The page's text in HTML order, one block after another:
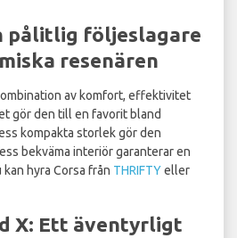
pålitlig följeslagare
resenären
av komfort, effektivitet
gör den till en favorit bland
kompakta storlek gör den
bekväma interiör garanterar en
hyra Corsa från THRIFTYeller
X: Ett äventyrligt